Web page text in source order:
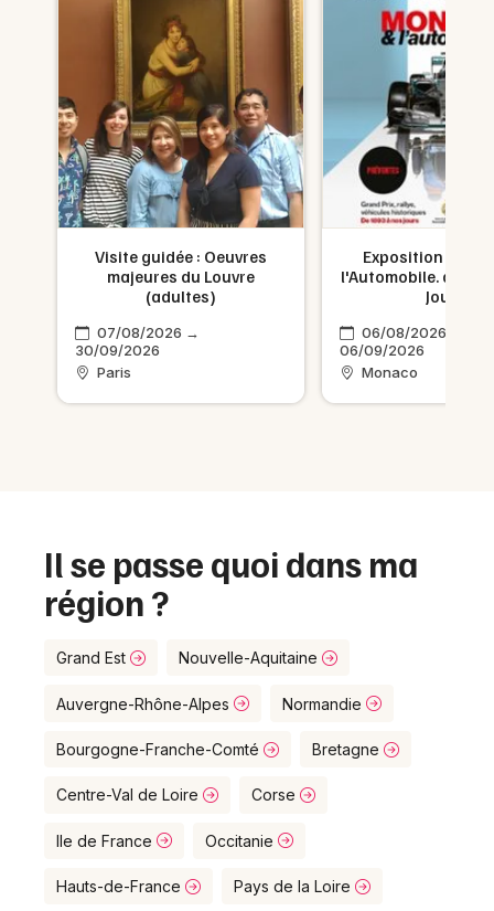
Visite guidée : Oeuvres
majeures du Louvre
(adultes)
07/08/2026 →
30/09/2026
Paris
Exposition
l'Automobile. de
Jours
06/08/2026 →
06/09/2026
Monaco
Il se passe quoi dans ma
région ?
Grand Est Nouvelle-Aquitaine
Auvergne-Rhône-Alpes Normandie
Bourgogne-Franche-Comté Bretagne
Centre-Val de Loire Corse
Ile de France Occitanie
Hauts-de-France Pays de la Loire